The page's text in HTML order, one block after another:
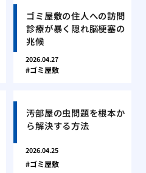
ゴミ屋敷の住人への訪問
診療が暴く隠れ脳梗塞の
兆候
2026.04.27
ゴミ屋敷
汚部屋の虫問題を根本か
ら解決する方法
2026.04.25
ゴミ屋敷